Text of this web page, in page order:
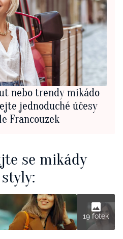
nebo trendy mikádo
jednoduché účesy
Francouzek
se mikády
19 fotek